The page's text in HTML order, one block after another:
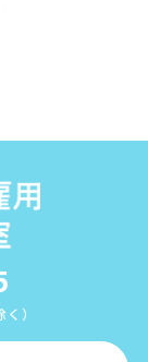
）